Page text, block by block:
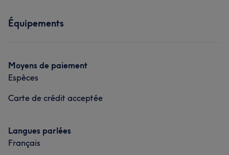
Équipements
Moyens de paiement
Espèces
Carte de crédit acceptée
Langues parlées
Français